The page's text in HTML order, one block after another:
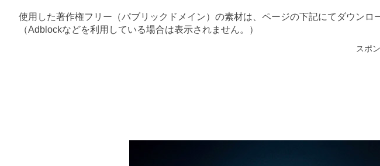
使用した著作権フリー（パブリックドメイン）の素材は、ページの下記にてダウンロ
（Adblockなどを利用している場合は表示されません。）
スポ